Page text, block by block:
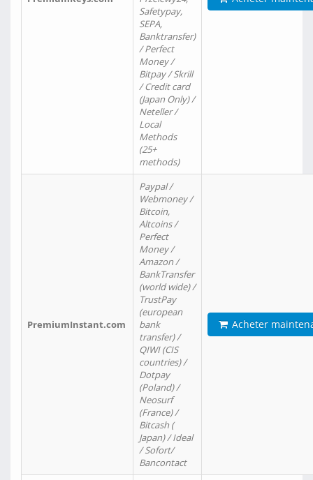
Safetypay,
SEPA,
Banktransfer)
/ Perfect
Money /
Bitpay / Skrill
/ Credit card
(Japan Only) /
Neteller /
Local
Methods
(25+
methods)
PremiumInstant.com
Paypal /
Webmoney /
Bitcoin,
Altcoins /
Perfect
Money /
Amazon /
BankTransfer
(world wide) /
TrustPay
(european
bank
transfer) /
QIWI (CIS
countries) /
Dotpay
(Poland) /
Neosurf
(France) /
Bitcash (
Japan) / Ideal
/ Sofort/
Bancontact
Acheter